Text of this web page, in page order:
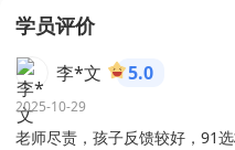
学员评价
李*文 5.0
2025-10-29
老师尽责，孩子反馈较好，91